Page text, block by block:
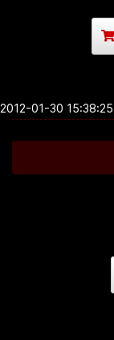
2012-01-30 15:38:25